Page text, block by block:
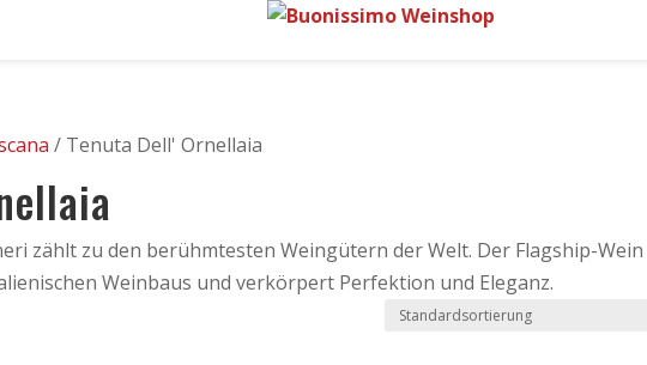
/ Tenuta Dell' Ornellaia
zählt zu den berühmtesten Weingütern der Welt. Der Flagship-Wein
Weinbaus und verkörpert Perfektion und Eleganz.